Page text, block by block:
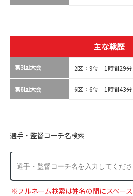
主な戦歴
第3回大会 2区：9位 1時間29分
第6回大会 6区：6位 1時間43分
選手・監督コーチ名検索
※フルネーム検索は姓名の間にスペース